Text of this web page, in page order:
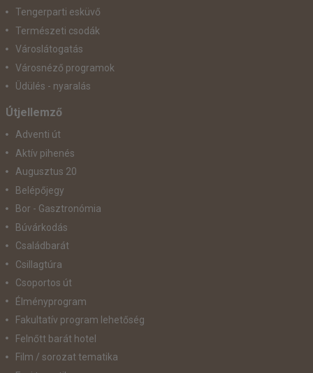
Tengerparti esküvő
Természeti csodák
Városlátogatás
Városnéző programok
Üdülés - nyaralás
Útjellemző
Adventi út
Aktív pihenés
Augusztus 20
Belépőjegy
Bor - Gasztronómia
Búvárkodás
Családbarát
Csillagtúra
Csoportos út
Élményprogram
Fakultatív program lehetőség
Felnőtt barát hotel
Film / sorozat tematika